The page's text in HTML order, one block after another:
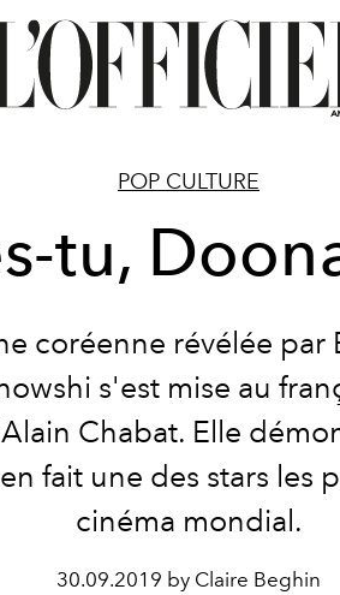
POP CULTURE
tu,
coréenne révélée par
s'est mise au
Chabat. Elle
fait une des stars les
cinéma mondial.
30.09.2019 by Claire Beghin